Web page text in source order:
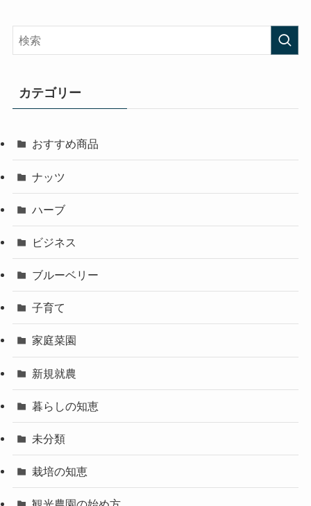
カテゴリー
おすすめ商品
ナッツ
ハーブ
ビジネス
ブルーベリー
子育て
家庭菜園
新規就農
暮らしの知恵
未分類
栽培の知恵